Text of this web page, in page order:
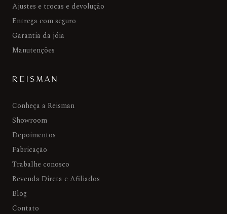
Ajustes e trocas e devolução
Entrega com seguro
Garantia da jóia
Manutenções
REISMAN
Conheça a Reisman
Showroom
Depoimentos
Fabricação
Trabalhe conosco
Revenda Direta e Afiliados
Blog
Contato